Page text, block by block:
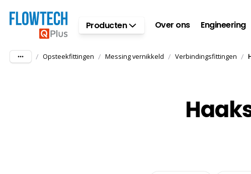
Ga naar hoofdinhoudProducten Over ons Engineering
/ Opsteekfittingen / Messing vernikkeld / Verbindingsfittingen /